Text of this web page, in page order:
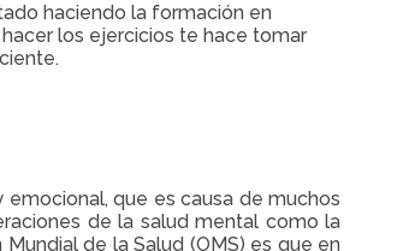
haciendo la formación en
los ejercicios te hace tomar
que es causa de muchos
de la salud mental como la
de la Salud (OMS) es que en